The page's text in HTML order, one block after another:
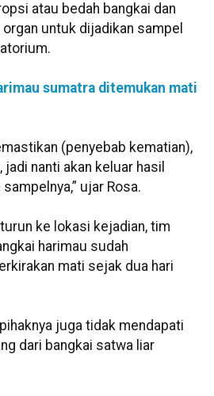
atau bedah bangkai dan
untuk dijadikan sampel
sumatra ditemukan mati
(penyebab kematian),
nanti akan keluar hasil
ujar Rosa.
ke lokasi kejadian, tim
harimau sudah
mati sejak dua hari
juga tidak mendapati
dari bangkai satwa liar